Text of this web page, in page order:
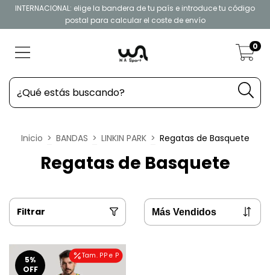
INTERNACIONAL: elige la bandera de tu país e introduce tu código
postal para calcular el coste de envío
0
Inicio > BANDAS > LINKIN PARK > Regatas de Basquete
Regatas de Basquete
Filtrar
Tam. PP e P
5%
OFF